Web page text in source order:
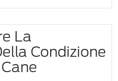
La
Condizione